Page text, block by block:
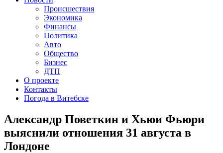
Происшествия
Экономика
Финансы
Политика
Авто
Общество
Бизнес
ДТП
О проекте
Контакты
Погода в Витебске
Александр Поветкин и Хьюи Фьюри
выяснили отношения 31 августа в
Лондоне